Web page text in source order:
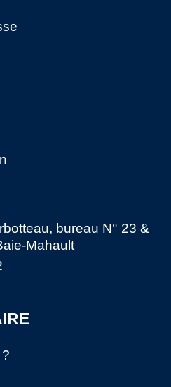
bureau N° 23 &
Mahault